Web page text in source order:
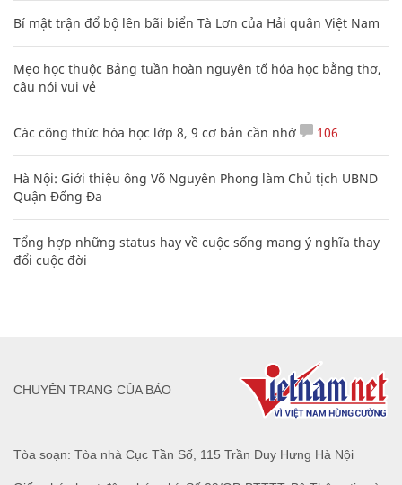
Bí mật trận đổ bộ lên bãi biển Tà Lơn của Hải quân Việt Nam
Mẹo học thuộc Bảng tuần hoàn nguyên tố hóa học bằng thơ,
câu nói vui vẻ
Các công thức hóa học lớp 8, 9 cơ bản cần nhớ 106
Hà Nội: Giới thiệu ông Võ Nguyên Phong làm Chủ tịch UBND
Quận Đống Đa
Tổng hợp những status hay về cuộc sống mang ý nghĩa thay
đổi cuộc đời
Tòa soạn: Tòa nhà Cục Tần Số, 115 Trần Duy Hưng Hà Nội
CHUYÊN TRANG CỦA BÁO